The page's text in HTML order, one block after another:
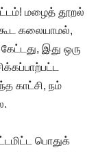
மழைத் தூறல்
கலையாமல்,
இது ஒரு
காட்சி, நம்
பொதுக்